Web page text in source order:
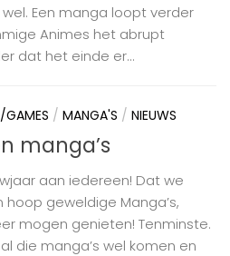
wel. Een manga loopt verder
Animes het abrupt
dat het einde er...
/ MANGA'S / NIEUWS
manga’s
aan iedereen! Dat we
hoop geweldige Manga’s,
mogen genieten! Tenminste.
die manga’s wel komen en